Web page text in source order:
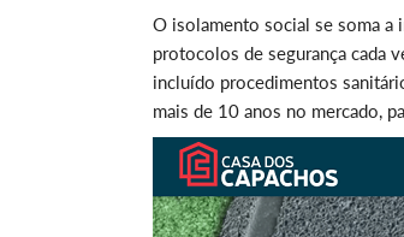
O isolamento social se soma a
protocolos de segurança cada
incluído procedimentos
mais de 10 anos no mercado,